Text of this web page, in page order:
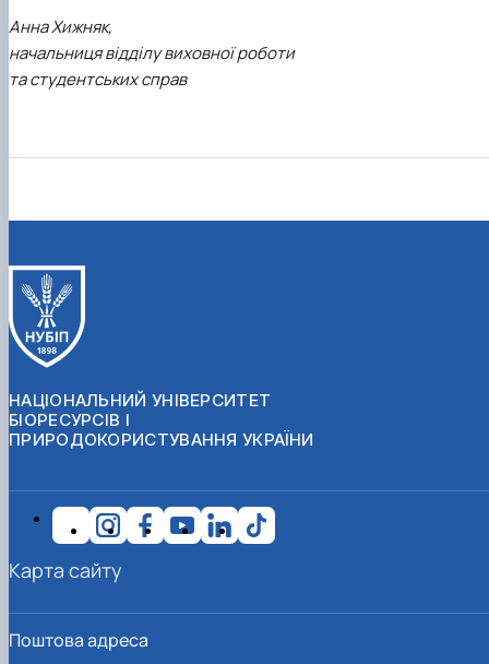
Анна Хижняк,
начальниця відділу виховної роботи
та студентських справ
НАЦІОНАЛЬНИЙ УНІВЕРСИТЕТ
БІОРЕСУРСІВ І
ПРИРОДОКОРИСТУВАННЯ УКРАЇНИ
Поштова адреса
Карта сайту